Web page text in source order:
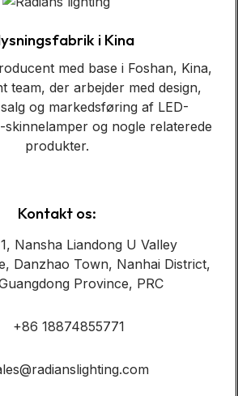
i Kina
med base i Foshan, Kina,
team, der arbejder med design,
og markedsføring af LED-
skinnelamper og nogle relaterede
produkter.
Kontakt os:
Nansha Liandong U Valley
Danzhao Town, Nanhai District,
Province, PRC
+86 18874855771